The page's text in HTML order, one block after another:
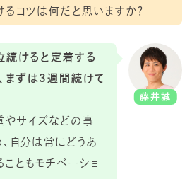
るコツは何だと思いますか？
続けると定着する
まずは3週間続けて
やサイズなどの事
自分は常にどうあ
こともモチベーショ
藤井誠